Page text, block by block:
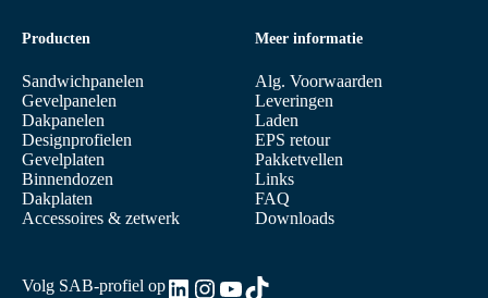
Producten
Sandwichpanelen
Gevelpanelen
Dakpanelen
Designprofielen
Gevelplaten
Binnendozen
Dakplaten
Accessoires & zetwerk
Meer informatie
Alg. Voorwaarden
Leveringen
Laden
EPS retour
Pakketvellen
Links
FAQ
Downloads
Volg SAB-profiel opLinkedIn
Instagram
YouTube
TikTok